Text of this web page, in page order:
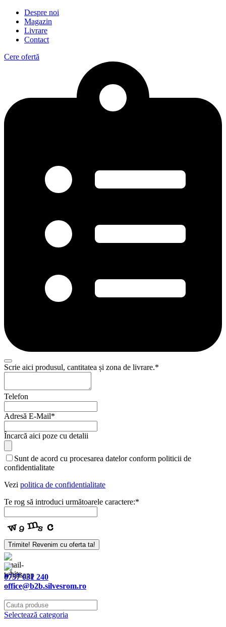
Despre noi
Magazin
Livrare
Contact
Cere ofertă
Email*
Scrie aici produsul, cantitatea și zona de livrare.*
Telefon
Adresă E-Mail*
Încarcă aici poze cu detalii
Sunt de acord cu procesarea datelor conform politicii de
confidentialitate
Vezi politica de confidentialitate
Te rog să introduci următoarele caractere:*
Trimite! Revenim cu oferta ta!
0757 031 240
office@b2b.silvesrom.ro
Selectează categoria